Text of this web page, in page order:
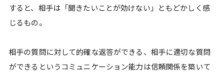
すると、相手は「聞きたいことが効けない」ともどかしく感
じるもの。
相手の質問に対して的確な返答ができる、相手に適切な質問
ができるというコミュニケーション能力は信頼関係を築いて